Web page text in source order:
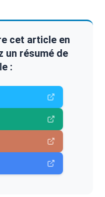
cet article en
un résumé de
: